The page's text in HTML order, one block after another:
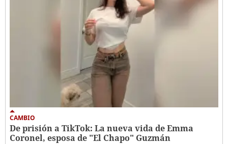
CAMBIO
De prisión a TikTok: La nueva vida de Emma
Coronel, esposa de "El Chapo" Guzmán